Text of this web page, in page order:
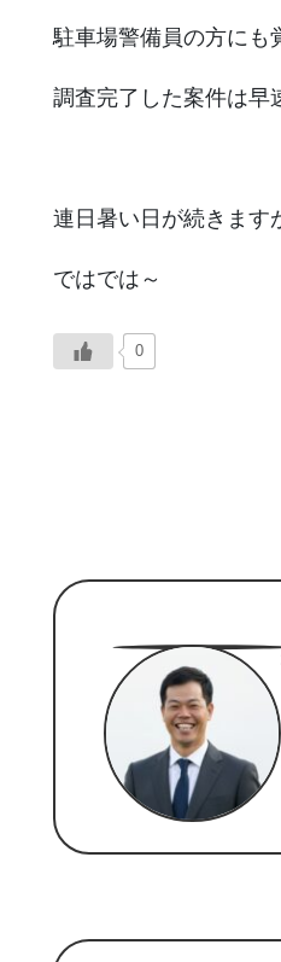
駐車場警備員の方にも
調査完了した案件は早
連日暑い日が続きます
ではでは～
0